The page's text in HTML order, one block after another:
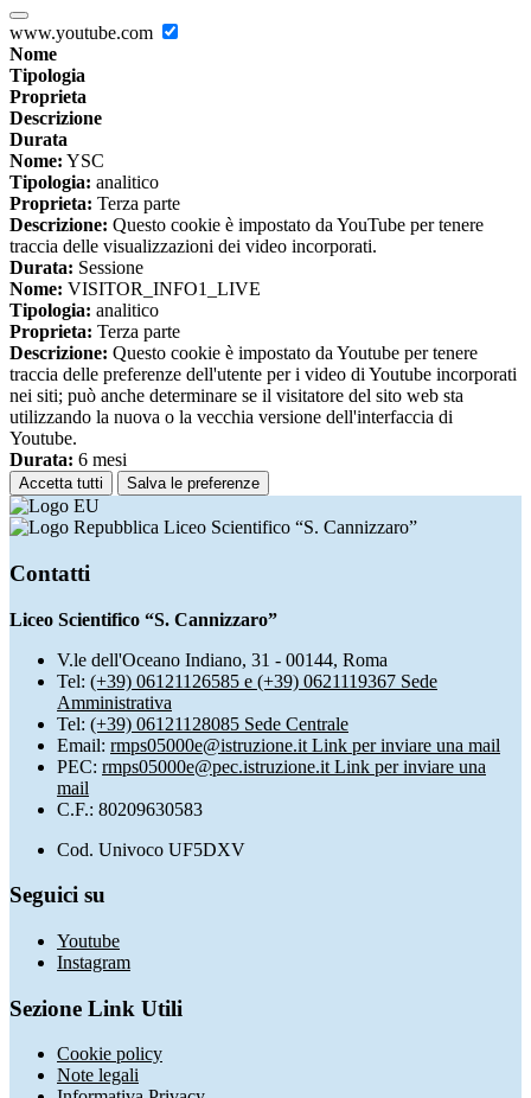
www.youtube.com
Nome
Tipologia
Proprieta
Descrizione
Durata
Nome: YSC
Tipologia: analitico
Proprieta: Terza parte
Descrizione: Questo cookie è impostato da YouTube per tenere
traccia delle visualizzazioni dei video incorporati.
Durata: Sessione
Nome: VISITOR_INFO1_LIVE
Tipologia: analitico
Proprieta: Terza parte
Descrizione: Questo cookie è impostato da Youtube per tenere
traccia delle preferenze dell'utente per i video di Youtube incorporati
nei siti; può anche determinare se il visitatore del sito web sta
utilizzando la nuova o la vecchia versione dell'interfaccia di
Youtube.
Durata: 6 mesi
Accetta tutti Salva le preferenze
Liceo Scientifico “S. Cannizzaro”
Contatti
Liceo Scientifico “S. Cannizzaro”
V.le dell'Oceano Indiano, 31 - 00144, Roma
Tel: (+39) 06121126585 e (+39) 0621119367 Sede
Amministrativa
Tel: (+39) 06121128085 Sede Centrale
Email: rmps05000e@istruzione.it Link per inviare una mail
PEC: rmps05000e@pec.istruzione.it Link per inviare una
mail
C.F.: 80209630583
Cod. Univoco UF5DXV
Seguici su
Youtube
Instagram
Sezione Link Utili
Cookie policy
Note legali